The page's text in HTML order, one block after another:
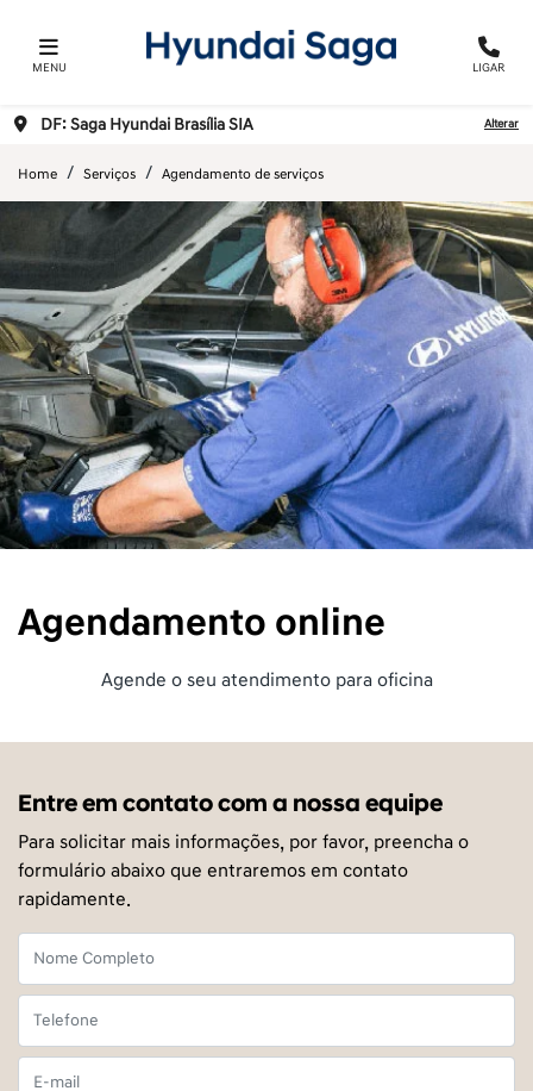
MENU LIGAR
DF: Saga Hyundai Brasília SIA Alterar
Home Serviços Agendamento de serviços
Agendamento online
Agende o seu atendimento para oficina
Entre em contato com a nossa equipe
Para solicitar mais informações, por favor, preencha o
formulário abaixo que entraremos em contato
rapidamente.